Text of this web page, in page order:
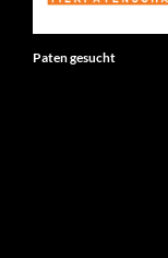
Paten gesucht